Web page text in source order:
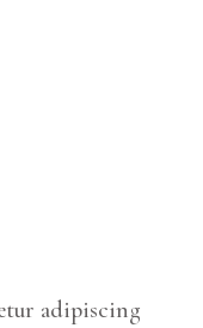
adipiscing